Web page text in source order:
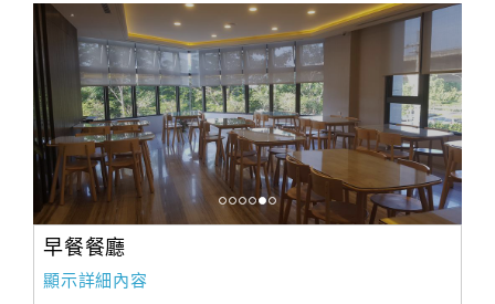
旅
卡
訂
房
款
收
據
早餐餐廳
顯示詳細內容